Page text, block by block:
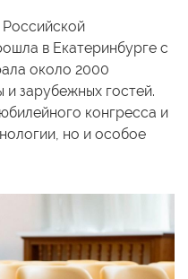
Библиотечная
BookFlow
LibraryCart
библиотеки
для библиотеки
в Екатеринбурге с
около 2000
и зарубежных гостей.
конгресса и
но и особое